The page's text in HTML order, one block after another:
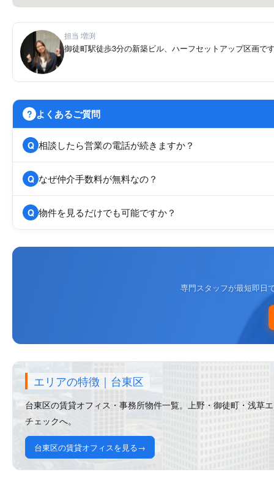
担当 増渕
御徒町駅徒歩3分の新築ビル、ハーフセットアップ区画
? よくあるご質問
Q 相談したら営業の電話が続きますか？
Q なぜ仲介手数料が無料なの？
Q 物件を見るだけでも可能ですか？
専門スタッフが最短即日
エリアの特徴｜台東区
台東区の賃貸オフィス・事務所物件一覧。上野・御徒町・浅草
チェックへ。
台東区の賃貸オフィスを見る